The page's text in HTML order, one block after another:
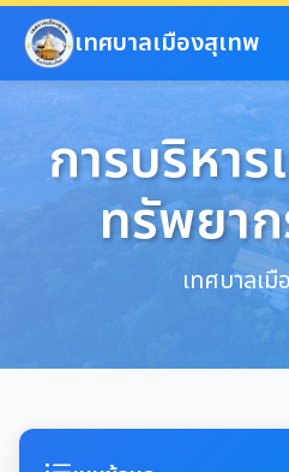
ข้ามไปยังเนื้อหาหลัก
เทศบาลเมืองสุเทพ
การบริหา
ทรัพยา
เทศบาลเ